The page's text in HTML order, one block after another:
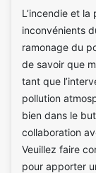
L’incendie et
inconvénients
ramonage du
de savoir que
tant que
pollution
bien dans le
collaboration
Veuillez faire
pour apporter